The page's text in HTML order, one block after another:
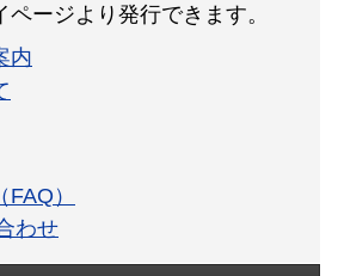
ージより発行できます。
内
）
わせ